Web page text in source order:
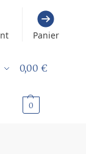
Panier
0,00€
0